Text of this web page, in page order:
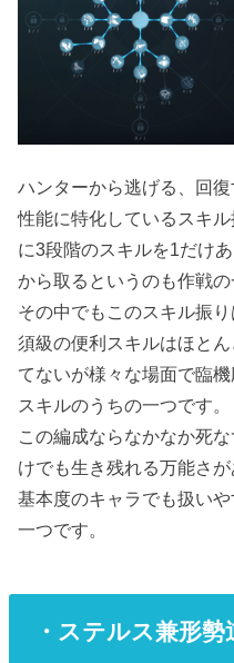
ハンターから逃げる、回
性能に特化しているスキ
に3段階のスキルを1だけ
から取るというのも作戦の
その中でもこのスキル振
須級の便利スキルはほと
てないが様々な場面で臨
スキルのうちの一つです。
この編成ならなかなか死
けでも生き残れる万能さが
基本度のキャラでも扱い
一つです。
・ステルス兼形勢